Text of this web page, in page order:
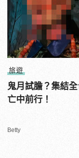
旅遊
鬼月試膽？集結
亡中前行！
Betty